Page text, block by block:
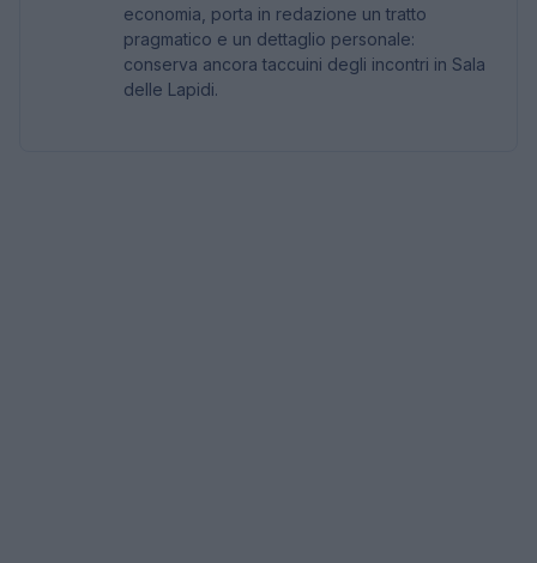
economia, porta in redazione un tratto
pragmatico e un dettaglio personale:
conserva ancora taccuini degli incontri in Sala
delle Lapidi.